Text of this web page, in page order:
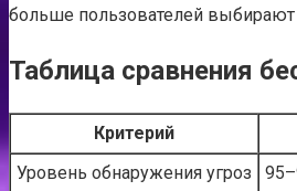
больше пользователей выбирают
Таблица сравнения
Критерий
Уровень обнаружения угроз